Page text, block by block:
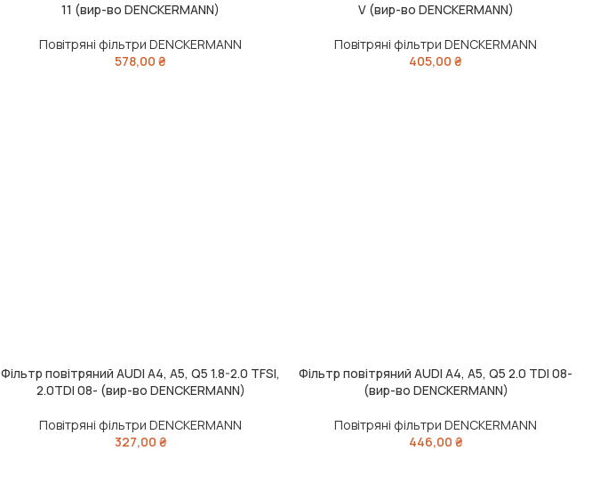
11 (вир-во DENCKERMANN)
Повітряні фільтри DENCKERMANN
578,00₴
V (вир-во DENCKERMANN)
Повітряні фільтри DENCKERMANN
405,00₴
ДОДАТИ В КОШИК
Фільтр повітряний AUDI A4, A5, Q5 1.8-2.0 TFSI,
2.0TDI 08- (вир-во DENCKERMANN)
Повітряні фільтри DENCKERMANN
327,00 ₴
ДОДАТИ В КОШИК
Фільтр повітряний AUDI A4, A5, Q5 2.0 TDI 08-
(вир-во DENCKERMANN)
Повітряні фільтри DENCKERMANN
446,00 ₴